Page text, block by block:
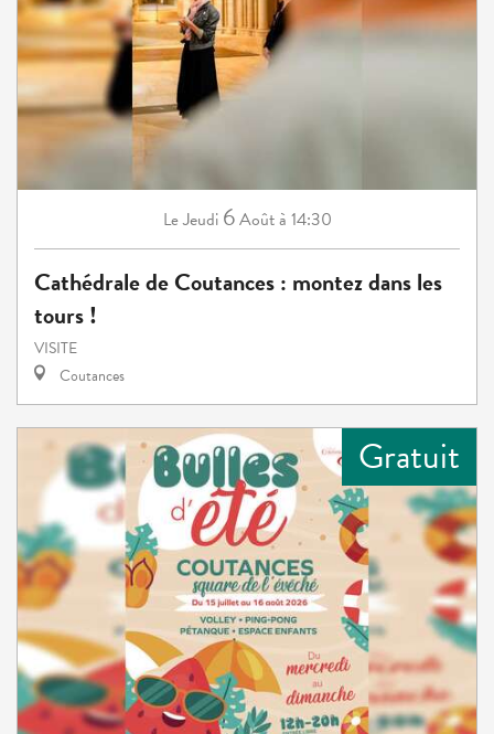
LeJeudi 6Aoûtà 14:30
Cathédrale de Coutances : montez dans les
tours !
VISITE
Coutances
Gratuit